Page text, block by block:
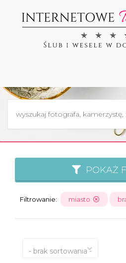
POKAŻ
Filtrowanie: miasto
- brak sortowania -